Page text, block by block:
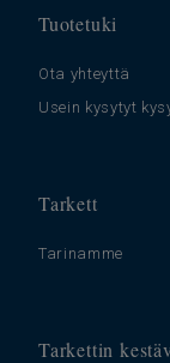
Tuotetuki
Ota yhteyttä
Usein kysytyt
Tarkett
Tarinamme
Tarkettin